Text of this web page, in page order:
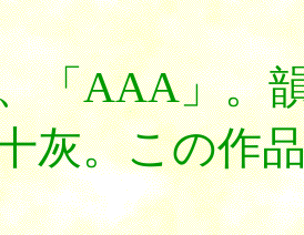
「AAA」。
灰。この作